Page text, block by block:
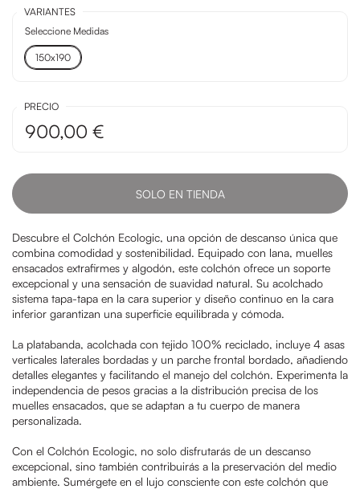
VARIANTES
Seleccione Medidas
150x190
PRECIO
900,00 €
SOLO EN TIENDA
Descubre el Colchón Ecologic, una opción de descanso única que
combina comodidad y sostenibilidad. Equipado con lana, muelles
ensacados extrafirmes y algodón, este colchón ofrece un soporte
excepcional y una sensación de suavidad natural. Su acolchado
sistema tapa-tapa en la cara superior y diseño continuo en la cara
inferior garantizan una superficie equilibrada y cómoda.
La platabanda, acolchada con tejido 100% reciclado, incluye 4 asas
verticales laterales bordadas y un parche frontal bordado, añadiendo
detalles elegantes y facilitando el manejo del colchón. Experimenta la
independencia de pesos gracias a la distribución precisa de los
muelles ensacados, que se adaptan a tu cuerpo de manera
personalizada.
Con el Colchón Ecologic, no solo disfrutarás de un descanso
excepcional, sino también contribuirás a la preservación del medio
ambiente. Sumérgete en el lujo consciente con este colchón que